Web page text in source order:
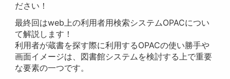
ださい！
最終回はweb上の利用者用検索システムOPACについ
て解説します！
利用者が蔵書を探す際に利用するOPACの使い勝手や
画面イメージは、図書館システムを検討する上で重要
な要素の一つです。